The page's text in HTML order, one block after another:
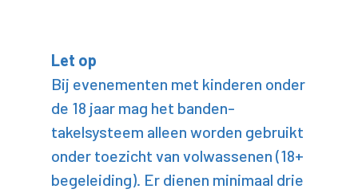
Let op
Bij evenementen met kinderen onder
de 18 jaar mag het banden-
takelsysteem alleen worden gebruikt
onder toezicht van volwassenen (18+
begeleiding). Er dienen minimaal drie